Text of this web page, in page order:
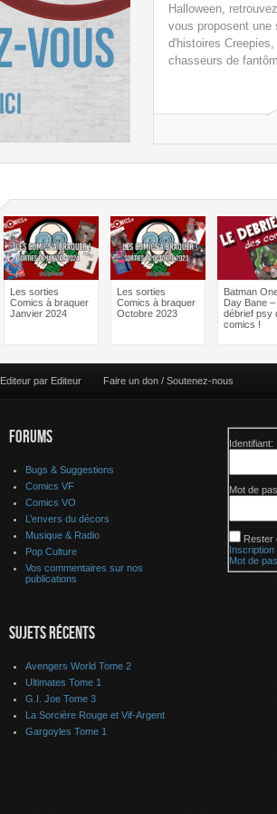
Halloween,
vous proposent une
d'histoires
chasseurs de
Les sorties
Comics à braquer
Janvier 2024
Les sorties
Comics à braquer
Octobre 2023
Batman
Day Bane –
débrief psy
comics !
Editeur par Editeur Faire un don / Soutenez-nous
FORUMS
Bugs & Suggestions
Comics VF
Comics VO
L’envers du décors
Musique & Radio
Pop Culture
Vos commentaires sur nos
publications
SUJETS RÉCENTS
Avengers World Tome 2
Ultimates Tome 1
G.I. Joe Tome 3
La Sorcière Rouge et Vif-Argent
Gargoyles Tome 1
Identifiant:
Mot de
Rester
Inscription
Mot de